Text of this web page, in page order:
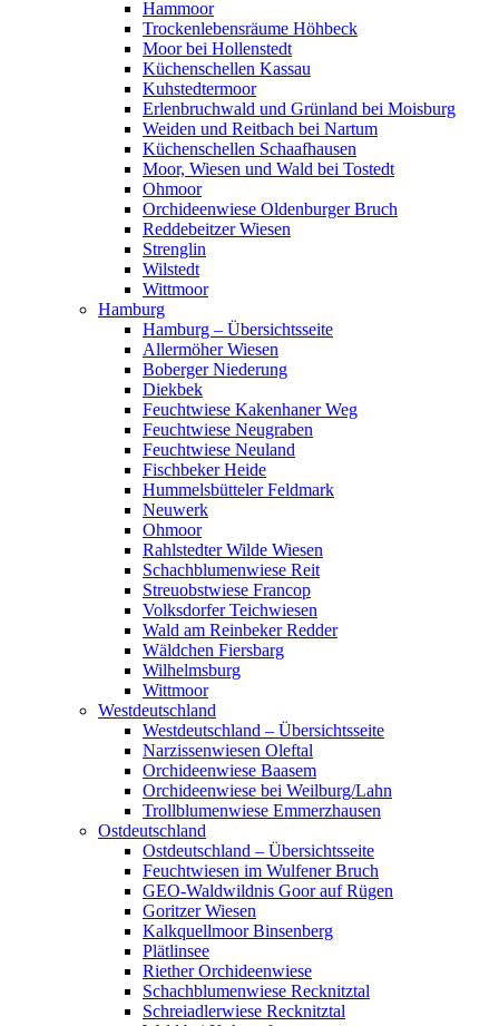
Hammoor
Trockenlebensräume Höhbeck
Moor bei Hollenstedt
Küchenschellen Kassau
Kuhstedtermoor
Erlenbruchwald und Grünland bei Moisburg
Weiden und Reitbach bei Nartum
Küchenschellen Schaafhausen
Moor, Wiesen und Wald bei Tostedt
Ohmoor
Orchideenwiese Oldenburger Bruch
Reddebeitzer Wiesen
Strenglin
Wilstedt
Wittmoor
Hamburg
Hamburg – Übersichtsseite
Allermöher Wiesen
Boberger Niederung
Diekbek
Feuchtwiese Kakenhaner Weg
Feuchtwiese Neugraben
Feuchtwiese Neuland
Fischbeker Heide
Hummelsbütteler Feldmark
Neuwerk
Ohmoor
Rahlstedter Wilde Wiesen
Schachblumenwiese Reit
Streuobstwiese Francop
Volksdorfer Teichwiesen
Wald am Reinbeker Redder
Wäldchen Fiersbarg
Wilhelmsburg
Wittmoor
Westdeutschland
Westdeutschland – Übersichtsseite
Narzissenwiesen Oleftal
Orchideenwiese Baasem
Orchideenwiese bei Weilburg/Lahn
Trollblumenwiese Emmerzhausen
Ostdeutschland
Ostdeutschland – Übersichtsseite
Feuchtwiesen im Wulfener Bruch
GEO-Waldwildnis Goor auf Rügen
Goritzer Wiesen
Kalkquellmoor Binsenberg
Plätlinsee
Riether Orchideenwiese
Schachblumenwiese Recknitztal
Schreiadlerwiese Recknitztal